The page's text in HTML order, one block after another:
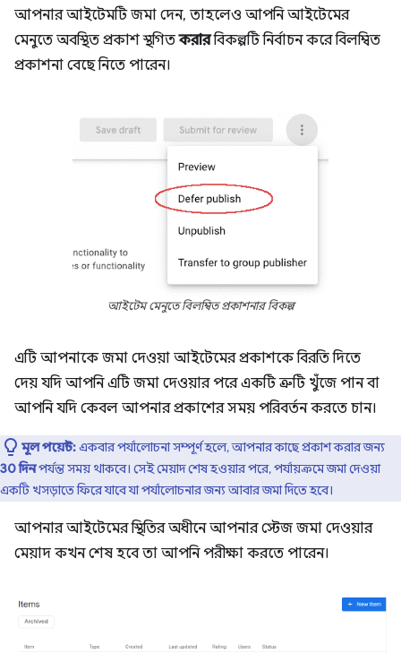
আপনার আইটেমটি জমা দেন, তাহলেও আপনি আইটেমের
মেনুতে অবস্থিত প্রকাশ স্থগিতকরারবিকল্পটি নির্বাচন করে বিলম্বিত
প্রকাশনা বেছে নিতে পারেন।
আইটেম মেনুতে বিলম্বিত প্রকাশনার বিকল্প
এটি আপনাকে জমা দেওয়া আইটেমের প্রকাশকে বিরতি দিতে
দেয় যদি আপনি এটি জমা দেওয়ার পরে একটি ত্রুটি খুঁজে পান বা
আপনি যদি কেবল আপনার প্রকাশের সময় পরিবর্তন করতে চান।
মূল পয়েন্ট:একবার পর্যালোচনা সম্পূর্ণ হলে, আপনার কাছে প্রকাশ করার জন্য
30 দিনপর্যন্ত সময় থাকবে। সেই মেয়াদ শেষ হওয়ার পরে, পর্যায়ক্রমে জমা দেওয়া
একটি খসড়াতে ফিরে যাবে যা পর্যালোচনার জন্য আবার জমা দিতে হবে।
আপনার আইটেমের স্থিতির অধীনে আপনার স্টেজ জমা দেওয়ার
মেয়াদ কখন শেষ হবে তা আপনি পরীক্ষা করতে পারেন।